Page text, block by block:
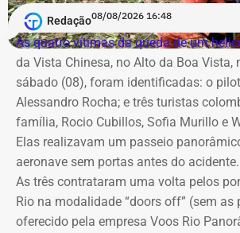
milhões foi assinado no mesmo dia
cautelar para suspender a licitação. O
Valber Rodrigues Januário, que assina
R$ 16,9 milhões publicado esta
apresentar defesa no processo do TCE.
Diferença de processos
Vale ressaltar que, diferentemente da
041/2025 que foi objeto de
A cobertura será realizada em uma
com a Band Rio, a BandNews FM Rio
digitais do grupo, acompanhando
que antecedem o debate até a
Com tradição na realização de debates
promove o encontro como um espaço
de ideias e para que os eleitores
dos candidatos. A mediação será da
Araújo.
Redação08/08/2026 16:48
As quatro vítimas da queda de um
da Vista Chinesa, no Alto da Boa Vista,
sábado (08), foram identificadas: o
Alessandro Rocha; e três turistas
família, Rocio Cubillos, Sofia Murillo e
Elas realizavam um passeio
aeronave sem portas antes do acidente.
As três contrataram uma volta pelos
Rio na modalidade “doors off” (sem as
oferecido pela empresa Voos Rio